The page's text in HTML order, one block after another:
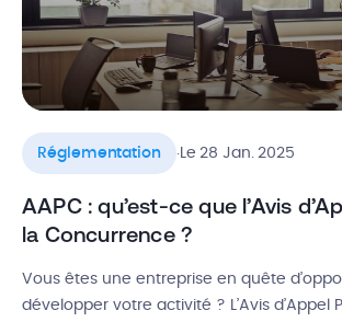
Réglementation .Le 28 Jan. 2025
AAPC : qu’est-ce que l’Avis
la Concurrence ?
Vous êtes une entreprise en quête
développer votre activité ? L’Avis d’Appel